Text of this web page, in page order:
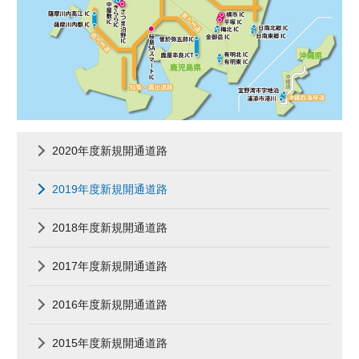
2020年度新規開通道路
2019年度新規開通道路
2018年度新規開通道路
2017年度新規開通道路
2016年度新規開通道路
2015年度新規開通道路